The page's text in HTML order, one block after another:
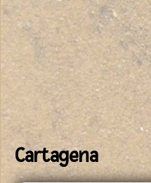
Cartagena